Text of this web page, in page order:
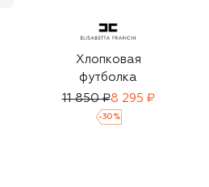
Хлопковая
футболка
11 850 ₽8 295 ₽
-30 %